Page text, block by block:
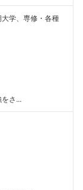
学、専修・各種
をさ...